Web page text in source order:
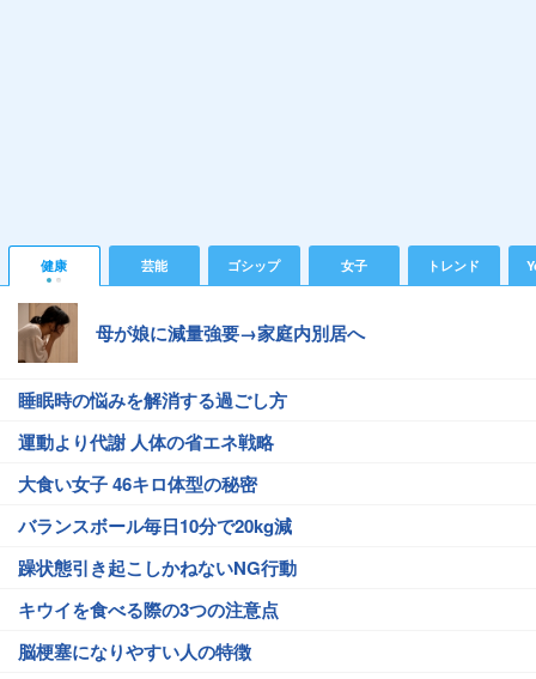
健康 芸能 ゴシップ 女子 トレンド
母が娘に減量強要→家庭内別居へ
睡眠時の悩みを解消する過ごし方
運動より代謝 人体の省エネ戦略
大食い女子 46キロ体型の秘密
バランスボール毎日10分で20kg減
躁状態引き起こしかねないNG行動
キウイを食べる際の3つの注意点
脳梗塞になりやすい人の特徴